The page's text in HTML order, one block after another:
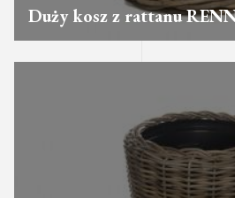
Duży kosz z rattanu